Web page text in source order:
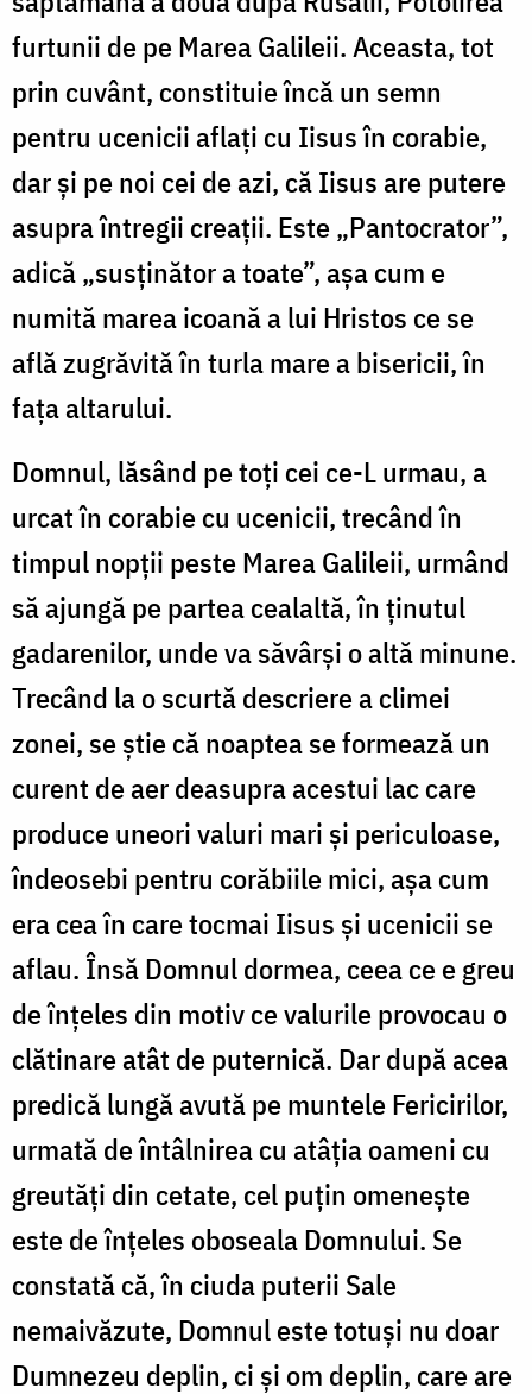
furtunii de pe Marea Galileii. Aceasta, tot
prin cuvânt, constituie încă un semn
pentru ucenicii aflaţi cu Iisus în corabie,
dar şi pe noi cei de azi, că Iisus are putere
asupra întregii creații. Este „Pantocrator”,
adică „susținător a toate”, așa cum e
numită marea icoană a lui Hristos ce se
află zugrăvită în turla mare a bisericii, în
fața altarului.
Domnul, lăsând pe toți cei ce-L urmau, a
urcat în corabie cu ucenicii, trecând în
timpul nopţii peste Marea Galileii, urmând
să ajungă pe partea cealaltă, în ținutul
gadarenilor, unde va săvârși o altă minune.
Trecând la o scurtă descriere a climei
zonei, se ştie că noaptea se formează un
curent de aer deasupra acestui lac care
produce uneori valuri mari şi periculoase,
îndeosebi pentru corăbiile mici, aşa cum
era cea în care tocmai Iisus și ucenicii se
aflau. Însă Domnul dormea, ceea ce e greu
de înţeles din motiv ce valurile provocau o
clătinare atât de puternică. Dar după acea
predică lungă avută pe muntele Fericirilor,
urmată de întâlnirea cu atâția oameni cu
greutăți din cetate, cel puțin omenește
este de înțeles oboseala Domnului. Se
constată că, în ciuda puterii Sale
nemaivăzute, Domnul este totuși nu doar
Dumnezeu deplin, ci și om deplin, care are